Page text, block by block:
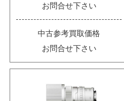
お問合せ下さい
中古参考買取価格
お問合せ下さい